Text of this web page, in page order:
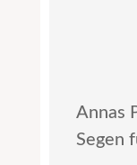
Annas
Segen